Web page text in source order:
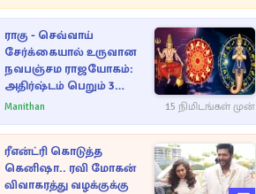
ராகு - செவ்வாய்
சேர்க்கையால் உருவான
நவபஞ்சம ராஜயோகம்:
அதிர்ஷ்டம் பெறும் 3
ராசிகள்!
Manithan 15 நிமிடங்கள் முன்
ரீஎன்ட்ரி கொடுத்த
கெனிஷா.. ரவி மோகன்
விவாகரத்து வழக்குக்கு